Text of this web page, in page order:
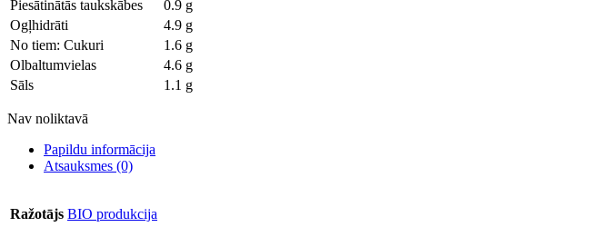
Piesātinātās taukskābes
0.9 g
Ogļhidrāti
4.9 g
No tiem: Cukuri
1.6 g
Olbaltumvielas
4.6 g
Sāls
1.1 g
Nav noliktavā
Papildu informācija
Atsauksmes (0)
Ražotājs BIO produkcija